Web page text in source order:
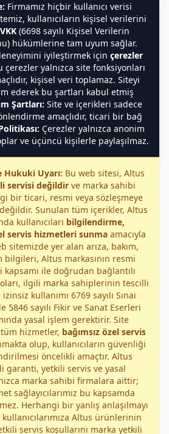
Firmamız hiçbir kullanıcı verisi
kullanıcıların kişisel verilerini
(6698 sayılı Kişisel Verilerin
hükümlerine tam uyum sağlar.
iyileştirmek için çerezler
çerezler yalnızca site fonksiyonları
kişisel veri toplamaz. Siteyi
ederek bu şartları kabul etmiş
Şartları: Site ve içerikleri sadece
amaçlıdır, ticari bir bağ
Çerezler yalnızca anonim
ve üçüncü kişilerle paylaşılmaz.
Uyarı: Bu web sitesi, Altus
servisi değildirve marka sahibi
bir ticari, resmi veya sözleşmeye
Sunulan tüm içerikler, Altus
kullanıcıları bilgilendirme,
servis hizmetleri sunma amacıyla
sitemizde yer alan arıza, bakım,
bilgileri, Altus markasının resmi
ile doğrudan bağlantılı
ilgili marka sahiplerinin tescilli
kullanımı 6769 sayılı Sınai
5846 sayılı Fikir ve Sanat Eserleri
yasal işlem gerektirir. Site
hizmetler, bağımsız özel servis
olup, kullanıcıların güvenliği
öncelikli amaçtır. Altus
garanti, yetkili servis ve yasal
marka sahibi firmalara aittir;
sağlayıcılarımız bu kapsamda
Herhangi bir yanlış anlaşılmayı
Altus ürünlerinin
servis koşullarını marka yetkili